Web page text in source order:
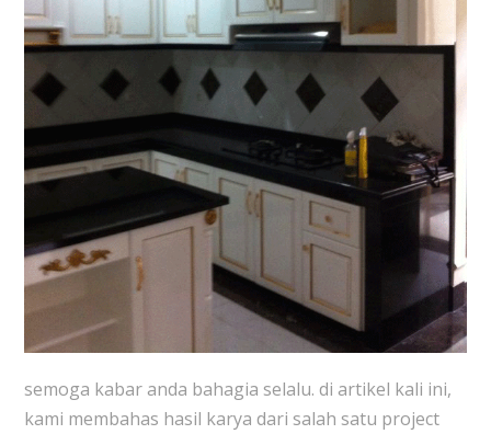
semoga kabar anda bahagia selalu. di artikel kali ini,
kami membahas hasil karya dari salah satu project